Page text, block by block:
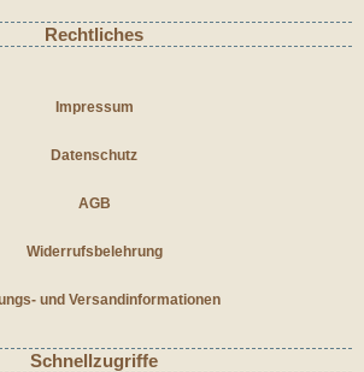
Rechtliches
Impressum
Datenschutz
AGB
Widerrufsbelehrung
und Versandinformationen
Schnellzugriffe